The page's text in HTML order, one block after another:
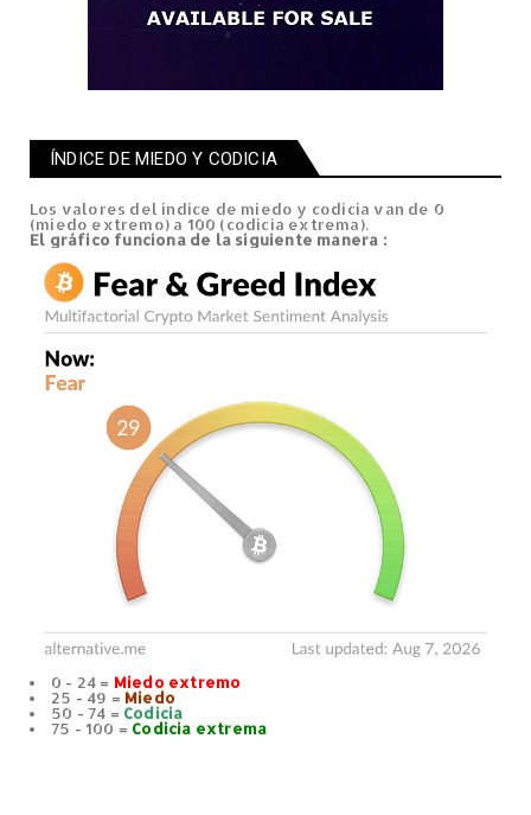
ÍNDICE DE MIEDO Y CODICIA
Los valores del índice de miedo y codicia van de 0
(miedo extremo) a 100 (codicia extrema).
El gráfico funciona de la siguiente manera :
0 - 24 = Miedo extremo
25 - 49 = Miedo
50 - 74 = Codicia
75 - 100 = Codicia extrema